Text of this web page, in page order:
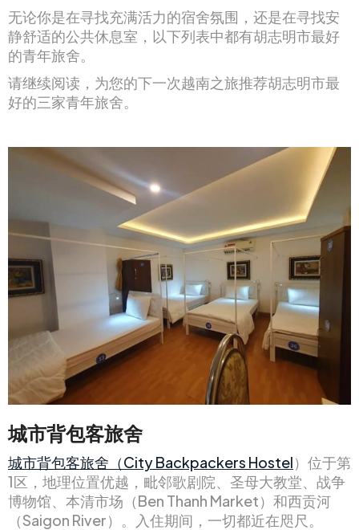
无论你是在寻找充满活力的宿舍氛围，还是在寻找安
静舒适的公共休息室，以下列表中都有胡志明市最好
的青年旅舍。
请继续阅读，为您的下一次越南之旅推荐胡志明市最
好的三家青年旅舍。
城市背包客旅舍
城市背包客旅舍（City Backpackers Hostel）位于第
1区，地理位置优越，毗邻歌剧院、圣母大教堂、战争
博物馆、本清市场（Ben Thanh Market）和西贡河
（Saigon River）。入住期间，一切都近在咫尺。